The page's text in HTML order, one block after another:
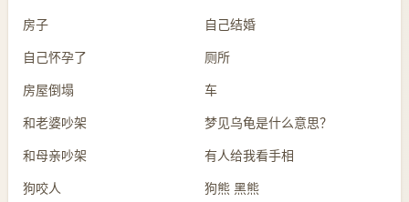
房子 自己结婚
自己怀孕了 厕所
房屋倒塌 车
和老婆吵架 梦见乌龟是什么意思？
和母亲吵架 有人给我看手相
狗咬人 狗熊 黑熊